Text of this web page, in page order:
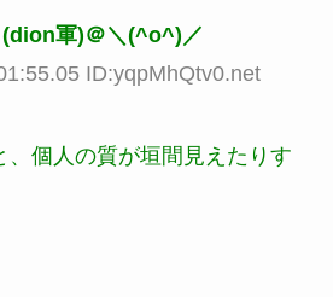
軍)＠＼(^o^)／
ID:yqpMhQtv0.net
、個人の質が垣間見えたりす